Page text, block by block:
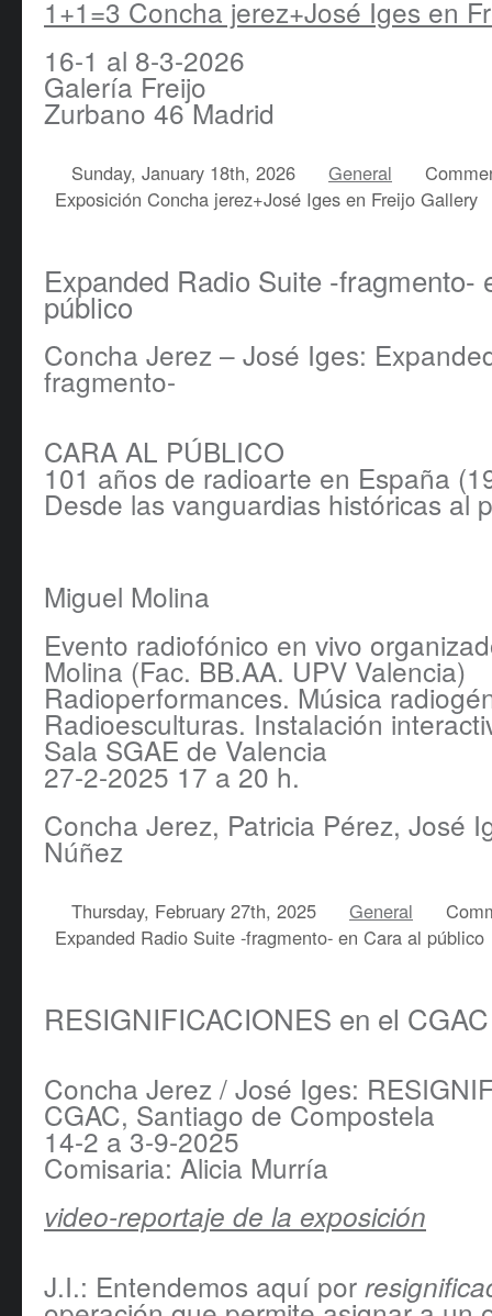
1+1=3 Concha jerez+José Iges en
16-1 al 8-3-2026
Galería Freijo
Zurbano 46 Madrid
Sunday, January 18th, 2026 General
Exposición Concha jerez+José Iges en Freijo Gallery
Expanded Radio Suite -fragmento-
público
Concha Jerez – José Iges:
fragmento-
CARA AL PÚBLICO
101 años de radioarte en España
Desde las vanguardias históricas al
Miguel Molina
Evento radiofónico en vivo
Molina (Fac. BB.AA. UPV Valencia)
Radioperformances. Música
Radioesculturas. Instalación
Sala SGAE de Valencia
27-2-2025 17 a 20 h.
Concha Jerez, Patricia Pérez, José
Núñez
Thursday, February 27th, 2025 General
Expanded Radio Suite -fragmento- en Cara al público
RESIGNIFICACIONES en el CGAC
Concha Jerez / José Iges:
CGAC, Santiago de Compostela
14-2 a 3-9-2025
Comisaria: Alicia Murría
video-reportaje de la exposición
J.I.: Entendemos aquí por